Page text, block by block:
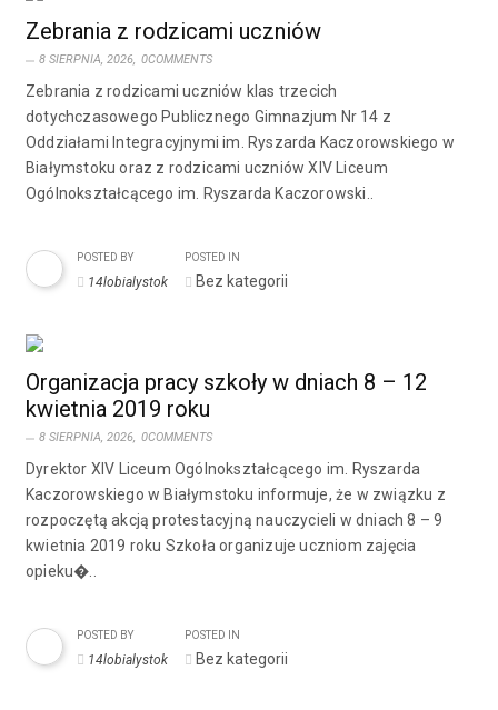
Zebrania z rodzicami uczniów
8 SIERPNIA, 2026, 0COMMENTS
Zebrania z rodzicami uczniów klas trzecich
dotychczasowego Publicznego Gimnazjum Nr 14 z
Oddziałami Integracyjnymi im. Ryszarda Kaczorowskiego w
Białymstoku oraz z rodzicami uczniów XIV Liceum
Ogólnokształcącego im. Ryszarda Kaczorowski..
POSTED BY
14lobialystok
POSTED IN
Bez kategorii
Organizacja pracy szkoły w dniach 8 – 12
kwietnia 2019 roku
8 SIERPNIA, 2026, 0COMMENTS
Dyrektor XIV Liceum Ogólnokształcącego im. Ryszarda
Kaczorowskiego w Białymstoku informuje, że w związku z
rozpoczętą akcją protestacyjną nauczycieli w dniach 8 – 9
kwietnia 2019 roku Szkoła organizuje uczniom zajęcia
opieku�..
POSTED BY
14lobialystok
POSTED IN
Bez kategorii